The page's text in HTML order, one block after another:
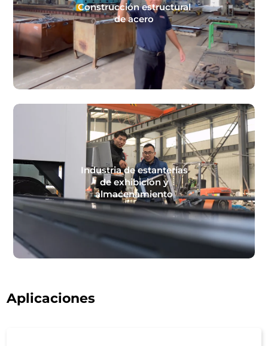
Construcción estructural
de acero
Industria de estanterías
de exhibición y
almacenamiento
Aplicaciones